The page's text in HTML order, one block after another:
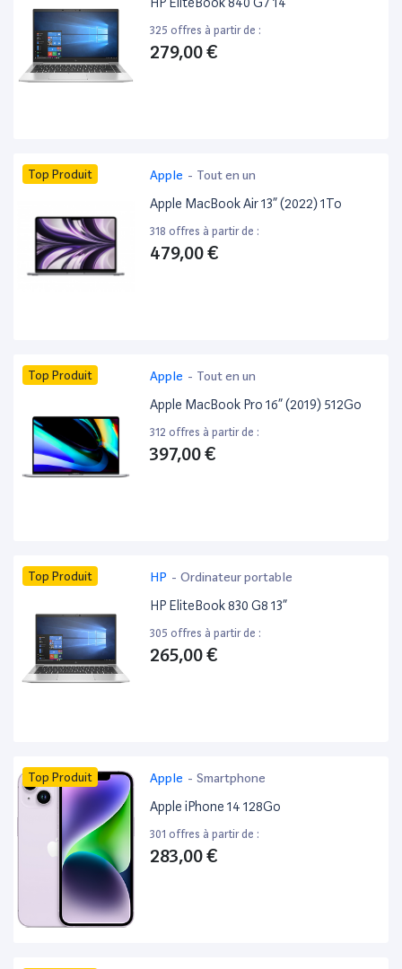
325 offres à partir de :
279,00 €
Top Produit Apple - Tout en un
Apple MacBook Air 13” (2022) 1To
318 offres à partir de :
479,00 €
Top Produit Apple - Tout en un
Apple MacBook Pro 16” (2019) 512Go
312 offres à partir de :
397,00 €
Top Produit HP - Ordinateur portable
HP EliteBook 830 G8 13”
305 offres à partir de :
265,00 €
Top Produit Apple - Smartphone
Apple iPhone 14 128Go
301 offres à partir de :
283,00 €